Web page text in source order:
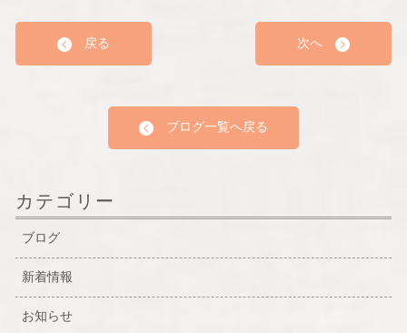
戻る 次へ
ブログ一覧へ戻る
カテゴリー
ブログ
新着情報
お知らせ